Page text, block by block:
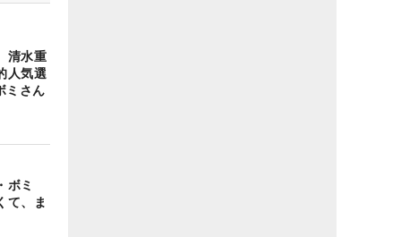
清水重
人気選
ミさん
ボミ
て、ま